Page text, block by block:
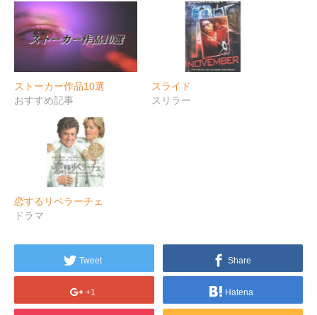
ストーカー作品10選
おすすめ記事
スライド
スリラー
恋するリベラーチェ
ドラマ
Tweet Share
+1 Hatena